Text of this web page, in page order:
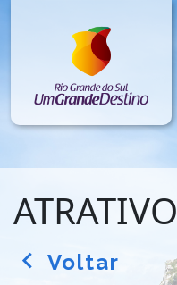
ATRATIVO
arrow_back_ios Voltar